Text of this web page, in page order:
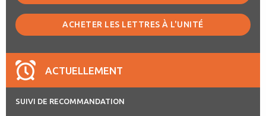
ACHETER LES LETTRES À L'UNITÉ
ACTUELLEMENT
SUIVI DE RECOMMANDATION